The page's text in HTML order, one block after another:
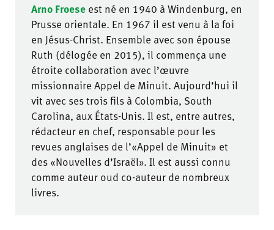
Arno Froeseest né en 1940 à Windenburg, en
Prusse orientale. En 1967 il est venu à la foi
en Jésus-Christ. Ensemble avec son épouse
Ruth (délogée en 2015), il commença une
étroite collaboration avec l’œuvre
missionnaire Appel de Minuit. Aujourd’hui il
vit avec ses trois fils à Colombia, South
Carolina, aux États-Unis. Il est, entre autres,
rédacteur en chef, responsable pour les
revues anglaises de l’«Appel de Minuit» et
des «Nouvelles d’Israël». Il est aussi connu
comme auteur oud co-auteur de nombreux
livres.